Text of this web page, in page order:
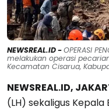
NEWSREAL.ID -OPERASI
melakukan operasi
Kecamatan Cisarua,
NEWSREAL.ID,
(LH) sekaligus